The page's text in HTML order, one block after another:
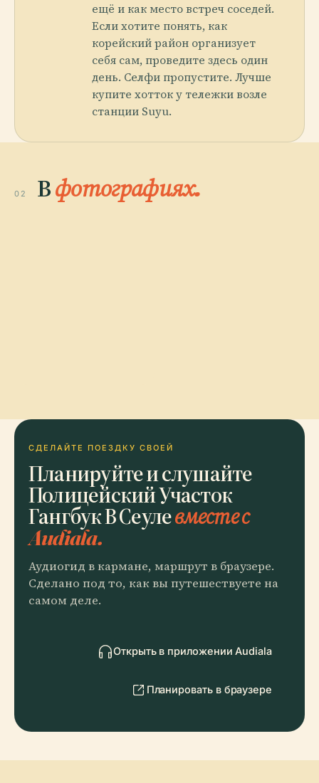
ещё и как место встреч соседей.
Если хотите понять, как
корейский район организует
себя сам, проведите здесь один
день. Селфи пропустите. Лучше
купите хотток у тележки возле
станции Suyu.
02 Вфотографиях.
СДЕЛАЙТЕ ПОЕЗДКУ СВОЕЙ
Планируйте и слушайте
Полицейский Участок
Гангбук В Сеулевместе с
Audiala.
Аудиогид в кармане, маршрут в браузере.
Сделано под то, как вы путешествуете на
самом деле.
Открыть в приложении Audiala
Планировать в браузере